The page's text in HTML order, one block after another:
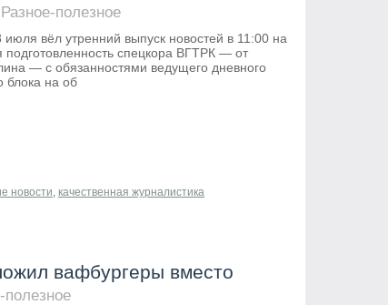
Разное-полезное
вёл утренний выпуск новостей в 11:00 на
подготовленность спецкора ВГТРК — от
— с обязанностями ведущего дневного
блока на об
новости, качественная журналистика
вафбургеры вместо
полезное